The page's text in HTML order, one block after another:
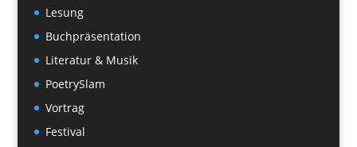
Lesung
Buchpräsentation
Literatur & Musik
PoetrySlam
Vortrag
Festival